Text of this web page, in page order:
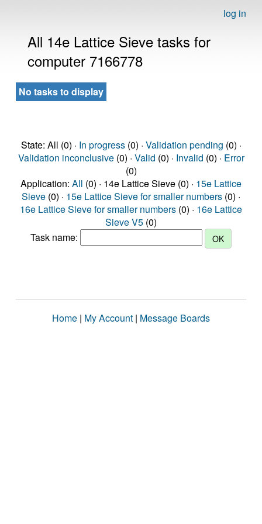
log in
All 14e Lattice Sieve tasks for
computer 7166778
No tasks to display
State: All (0) · In progress(0) · Validation pending (0) ·
Validation inconclusive(0) · Valid (0) · Invalid (0) · Error
(0)
Application: All (0) · 14e Lattice Sieve (0) · 15e Lattice
Sieve (0) · 15e Lattice Sieve for smaller numbers (0) ·
16e Lattice Sieve for smaller numbers (0) · 16e Lattice
Sieve V5 (0)
Task name:
Home | My Account | Message Boards